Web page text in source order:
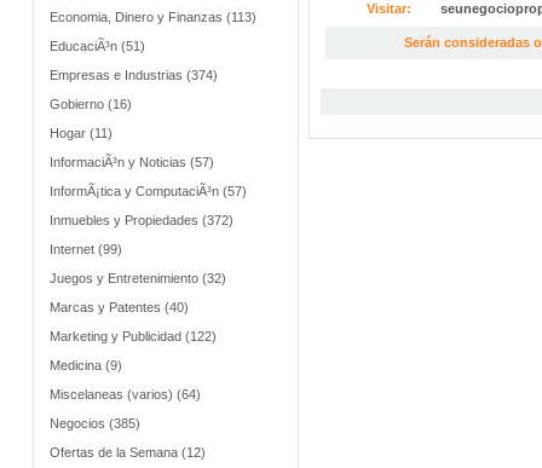
Economia, Dinero y Finanzas (113)
EducaciÃ³n (51)
Empresas e Industrias (374)
Gobierno (16)
Hogar (11)
InformaciÃ³n y Noticias (57)
InformÃ¡tica y ComputaciÃ³n (57)
Inmuebles y Propiedades (372)
Internet (99)
Juegos y Entretenimiento (32)
Marcas y Patentes (40)
Marketing y Publicidad (122)
Medicina (9)
Miscelaneas (varios) (64)
Negocios (385)
Ofertas de la Semana (12)
Visitar:
Serán consideradas